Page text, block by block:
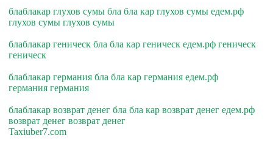
блаблакар глухов сумы бла бла кар глухов сумы едем.рф
глухов сумы глухов сумы
блаблакар геническ бла бла кар геническ едем.рф геническ
геническ
блаблакар германия бла бла кар германия едем.рф
германия германия
блаблакар возврат денег бла бла кар возврат денег едем.рф
возврат денег возврат денег
Taxiuber7.com